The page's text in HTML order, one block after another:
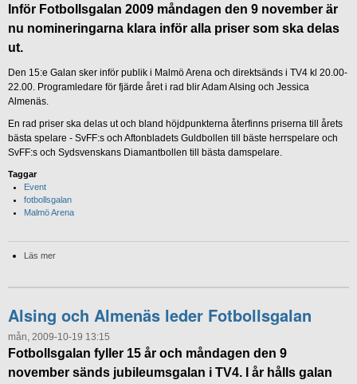
Inför Fotbollsgalan 2009 måndagen den 9 november är
nu nomineringarna klara inför alla priser som ska delas
ut.
Den 15:e Galan sker inför publik i Malmö Arena och direktsänds i TV4 kl 20.00-
22.00. Programledare för fjärde året i rad blir Adam Alsing och Jessica
Almenäs.
En rad priser ska delas ut och bland höjdpunkterna återfinns priserna till årets
bästa spelare - SvFF:s och Aftonbladets Guldbollen till bäste herrspelare och
SvFF:s och Sydsvenskans Diamantbollen till bästa damspelare.
Taggar
Event
fotbollsgalan
Malmö Arena
Läs mer
Alsing och Almenäs leder Fotbollsgalan
mån, 2009-10-19 13:15
Fotbollsgalan fyller 15 år och måndagen den 9
november sänds jubileumsgalan i TV4. I år hålls galan